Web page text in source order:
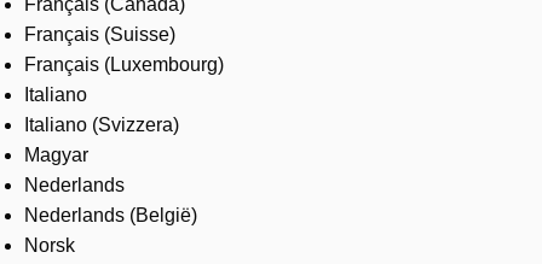
Français (Canada)
Français (Suisse)
Français (Luxembourg)
Italiano
Italiano (Svizzera)
Magyar
Nederlands
Nederlands (België)
Norsk